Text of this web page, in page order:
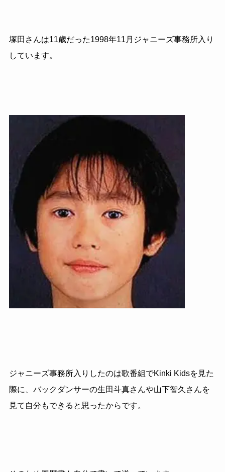
塚田さんは11歳だった1998年11月ジャニーズ事務所入り
しています。
ジャニーズ事務所入りしたのは歌番組でKinki Kidsを見た
際に、バックダンサーの生田斗真さんや山下智久さんを
見て自分もできると思ったからです。